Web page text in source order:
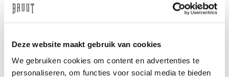
Deze website maakt gebruik van cookies
We gebruiken cookies om content en advertenties te
personaliseren, om functies voor social media te bieden
Need help?We're glad to help
info@bruut.nl Whatsapp